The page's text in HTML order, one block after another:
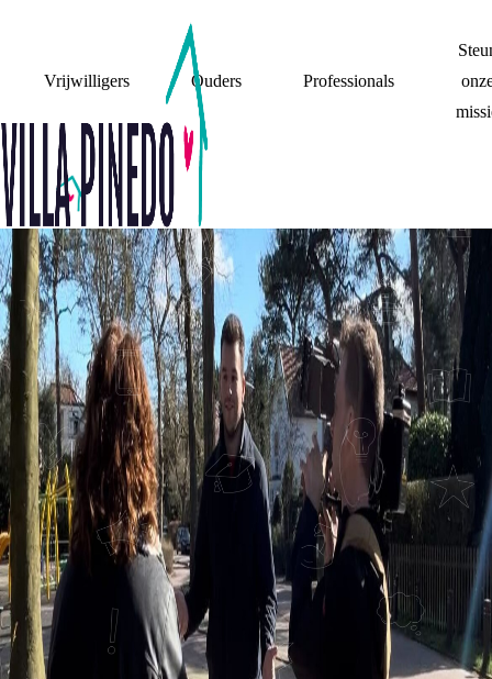
Vrijwilligers Ouders Professionals
MIJN OUDERS STEUN
OPEN BRIEF 'AAN
ALLE
GESCHEIDEN
OUDERS'
VERFILMD!